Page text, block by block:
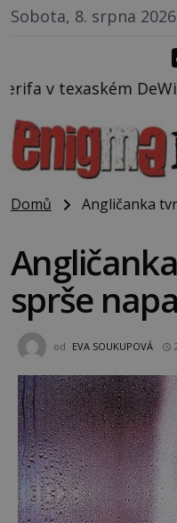
Sobota, 8. srpna 2026
County pořizuje
Domů Angličanka
sprše
od EVA SOUKUPOVÁ